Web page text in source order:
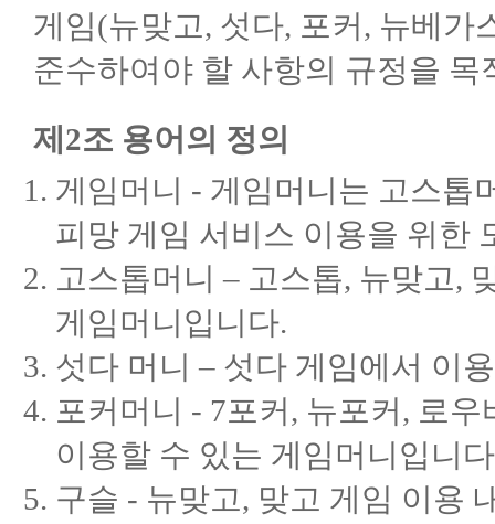
게임(뉴맞고, 섯다, 포커, 뉴베가
준수하여야 할 사항의 규정을 목
제2조 용어의 정의
게임머니 - 게임머니는 고스톱
피망 게임 서비스 이용을 위한
고스톱머니 – 고스톱, 뉴맞고,
게임머니입니다.
섯다 머니 – 섯다 게임에서 이
포커머니 - 7포커, 뉴포커, 로
이용할 수 있는 게임머니입니
구슬 - 뉴맞고, 맞고 게임 이용